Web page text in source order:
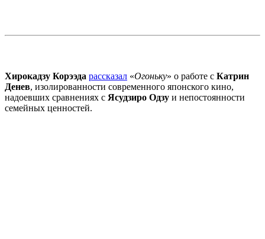
Хирокадзу Корээда рассказал «Огоньку» о работе с Катрин
Денев, изолированности современного японского кино,
надоевших сравнениях с Ясудзиро Одзу и непостоянности
семейных ценностей.